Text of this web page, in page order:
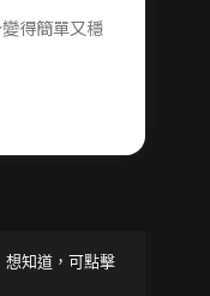
得簡單又穩
知道，可點擊